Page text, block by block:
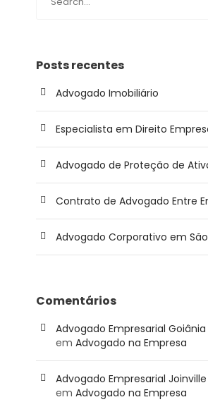
Posts recentes
Advogado Imobiliário
Especialista em Direito
Advogado de Proteção de
Contrato de Advogado Entre
Advogado Corporativo em
Comentários
Advogado Empresarial
emAdvogado na Empresa
Advogado Empresarial
emAdvogado na Empresa